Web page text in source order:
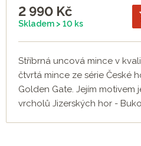
2 990 Kč
Skladem > 10 ks
Stříbrná uncová mince v
čtvrtá mince ze série České
Golden Gate. Jejím motivem
vrcholů Jizerských hor -